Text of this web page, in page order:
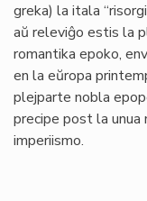
greka) la itala
aŭ releviĝo estis la
romantika epoko,
en la eŭropa
plejparte nobla
precipe post la unua
imperiismo.